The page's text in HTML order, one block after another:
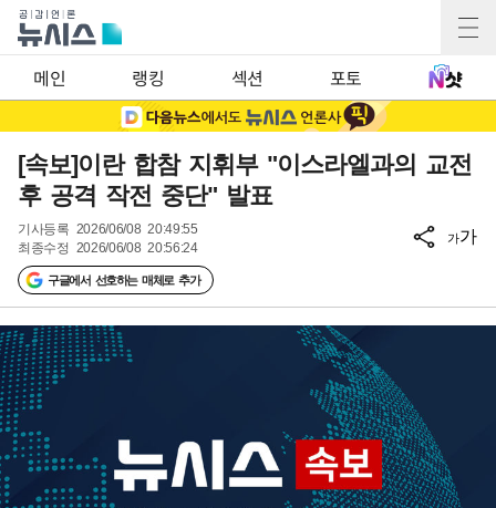
메인 랭킹 섹션 포토
[속보]이란 합참 지휘부 "이스라엘과의 교전
후 공격 작전 중단" 발표
기사등록 2026/06/08 20:49:55
최종수정 2026/06/08 20:56:24
구글에서 선호하는 매체로 추가
가가